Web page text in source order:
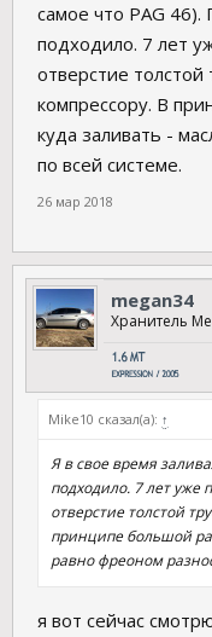
самое что PAG 46).
подходило. 7 лет
отверстие
компрессору. В
куда заливать -
по всей системе.
26 мар 2018
megan34
Хранитель
Mike10 сказал(а): ↑
Я в свое время
подходило. 7 лет уже
отверстие толстой
принципе большой
равно фреоном
я вот сейчас